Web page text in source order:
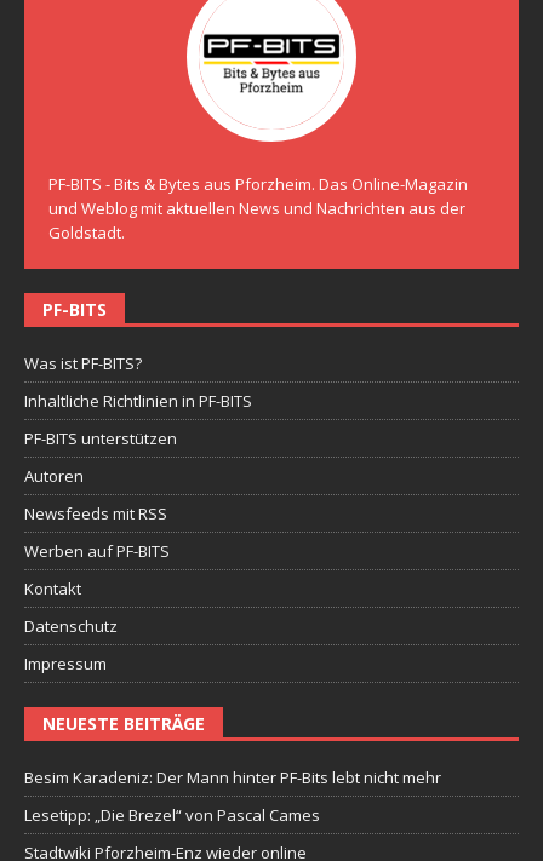
PF-BITS - Bits & Bytes aus Pforzheim. Das Online-Magazin
und Weblog mit aktuellen News und Nachrichten aus der
Goldstadt.
PF-BITS
Was ist PF-BITS?
Inhaltliche Richtlinien in PF-BITS
PF-BITS unterstützen
Autoren
Newsfeeds mit RSS
Werben auf PF-BITS
Kontakt
Datenschutz
Impressum
NEUESTE BEITRÄGE
Besim Karadeniz: Der Mann hinter PF-Bits lebt nicht mehr
Lesetipp: „Die Brezel“ von Pascal Cames
Stadtwiki Pforzheim-Enz wieder online